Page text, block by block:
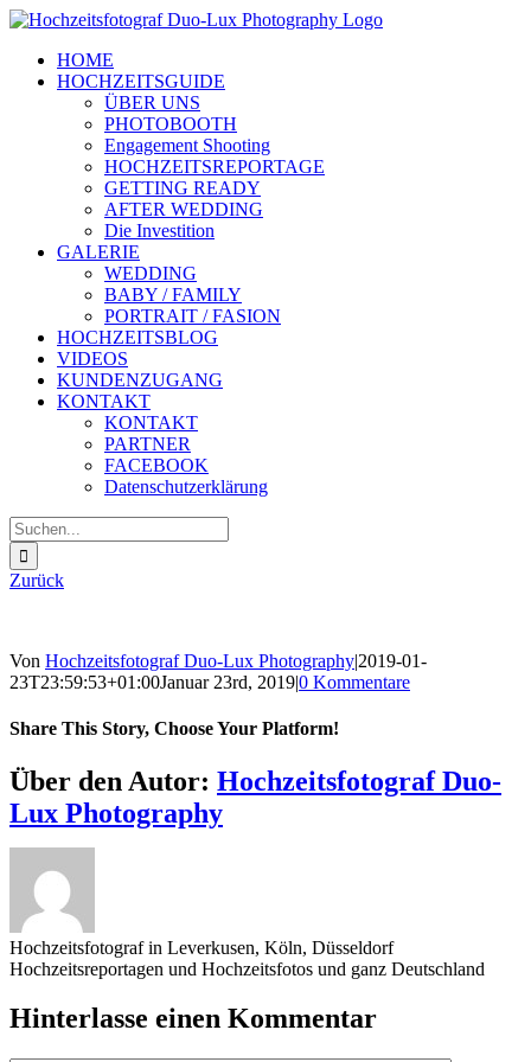
Zum
springenHOME
HOCHZEITSGUIDE
ÜBER UNS
PHOTOBOOTH
Engagement Shooting
HOCHZEITSREPORTAGE
GETTING READY
AFTER WEDDING
Die Investition
GALERIE
WEDDING
BABY / FAMILY
PORTRAIT / FASION
HOCHZEITSBLOG
VIDEOS
KUNDENZUGANG
KONTAKT
KONTAKT
PARTNER
FACEBOOK
Datenschutzerklärung
Suche
nach:
Zurück
Von Hochzeitsfotograf Duo-Lux Photography|2019-01-
23T23:59:53+01:00Januar 23rd, 2019|0 Kommentare
Share This Story, Choose Your Platform!
Sharing_facebook
Sharing_twitter
Sharing_reddit
Über den Autor: Hochzeitsfotograf Duo-
Lux Photography
Hochzeitsfotograf in Leverkusen, Köln, Düsseldorf
Hochzeitsreportagen und Hochzeitsfotos und ganz Deutschland
Hinterlasse einen Kommentar